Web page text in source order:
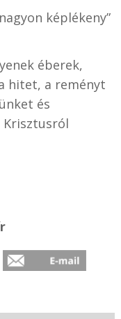
képlékeny”
éberek,
hitet, a reményt
és